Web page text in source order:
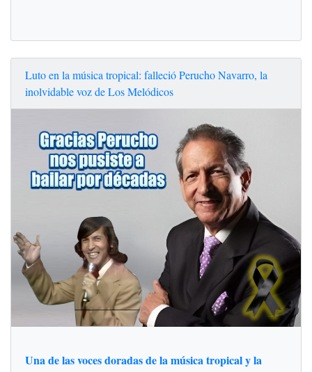
Luto en la música tropical: falleció Perucho Navarro, la
inolvidable voz de Los Melódicos
Una de las voces doradas de la música tropical y la